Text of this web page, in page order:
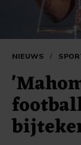
NIEUWS /